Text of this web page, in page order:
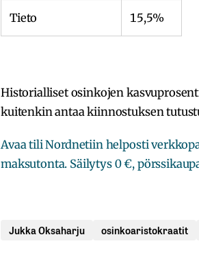
Tieto 15,5%
Historialliset osinkojen
kuitenkin antaa kiinnostuksen
Avaa tili Nordnetiin helposti
maksutonta. Säilytys 0 €,
Jukka Oksaharju osinkoaristokraatit